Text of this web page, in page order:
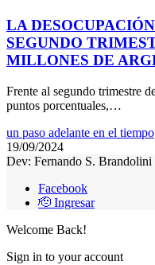
LA
SEGUNDO
MILLONES DE
Frente al segundo trimestre
puntos porcentuales,…
un paso adelante en el tiempo
19/09/2024
Dev: Fernando S. Brandolini
Facebook
🫡 Ingresar
Welcome Back!
Sign in to your account